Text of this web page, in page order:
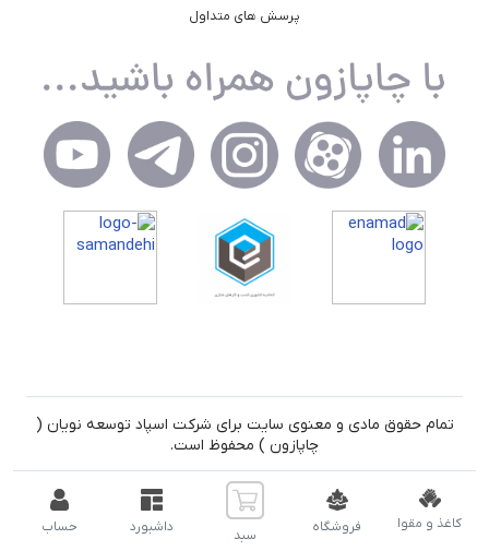
کاغذ و مقوا فروشگاه سبد داشبورد حساب
پرسش های متداول
تمام حقوق مادی و معنوی سایت برای شرکت اسپاد توسعه نویان (
چاپازون ) محفوظ است.